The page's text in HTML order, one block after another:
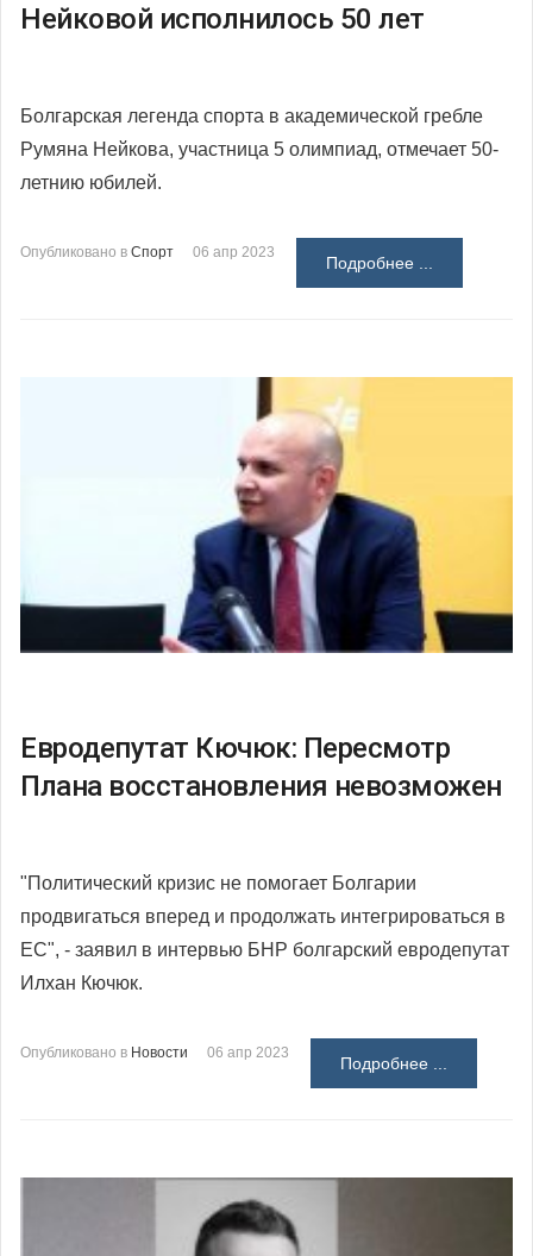
Нейковой исполнилось 50 лет
Болгарская легенда спорта в академической гребле
Румяна Нейкова, участница 5 олимпиад, отмечает 50-
летнию юбилей.
Опубликовано в Спорт 06 апр 2023
Подробнее ...
Евродепутат Кючюк: Пересмотр
Плана восстановления невозможен
"Политический кризис не помогает Болгарии
продвигаться вперед и продолжать интегрироваться в
ЕС", - заявил в интервью БНР болгарский евродепутат
Илхан Кючюк.
Опубликовано в Новости 06 апр 2023
Подробнее ...